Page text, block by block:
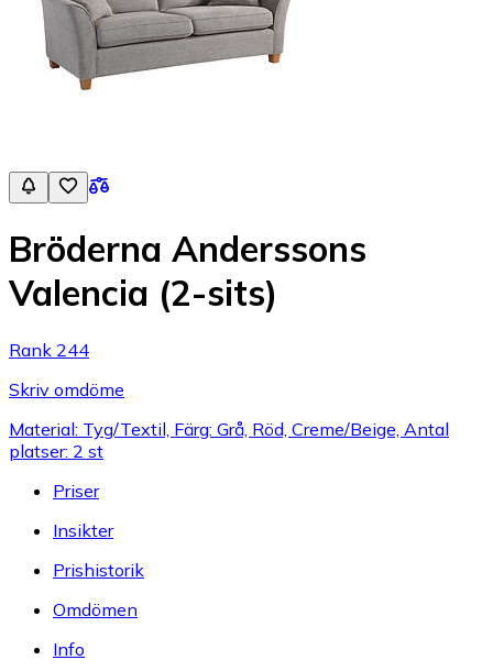
Bröderna Anderssons
Valencia (2-sits)
Rank 244
Skriv omdöme
Material: Tyg/Textil, Färg: Grå, Röd, Creme/Beige, Antal
platser: 2 st
Priser
Insikter
Prishistorik
Omdömen
Info